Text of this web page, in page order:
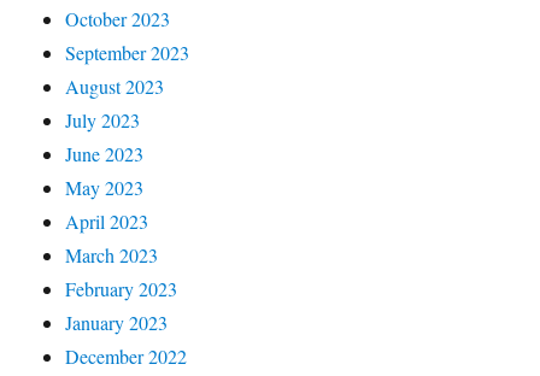
October 2023
September 2023
August 2023
July 2023
June 2023
May 2023
April 2023
March 2023
February 2023
January 2023
December 2022